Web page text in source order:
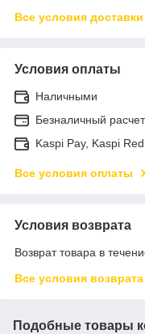
Все условия доставки
Условия оплаты
Наличными
Безналичный расчет
Kaspi Pay, Kaspi Red.
Все условия оплаты
Условия возврата
Возврат товара в
Все условия возврата
Подобные товары